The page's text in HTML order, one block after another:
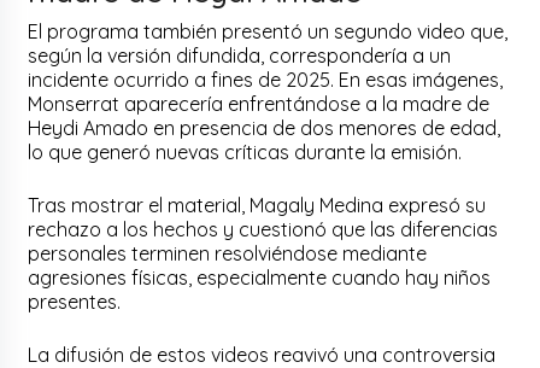
El programa también presentó un segundo video que,
según la versión difundida, correspondería a un
incidente ocurrido a fines de 2025. En esas imágenes,
Monserrat aparecería enfrentándose a la madre de
Heydi Amado en presencia de dos menores de edad,
lo que generó nuevas críticas durante la emisión.
Tras mostrar el material, Magaly Medina expresó su
rechazo a los hechos y cuestionó que las diferencias
personales terminen resolviéndose mediante
agresiones físicas, especialmente cuando hay niños
presentes.
La difusión de estos videos reavivó una controversia